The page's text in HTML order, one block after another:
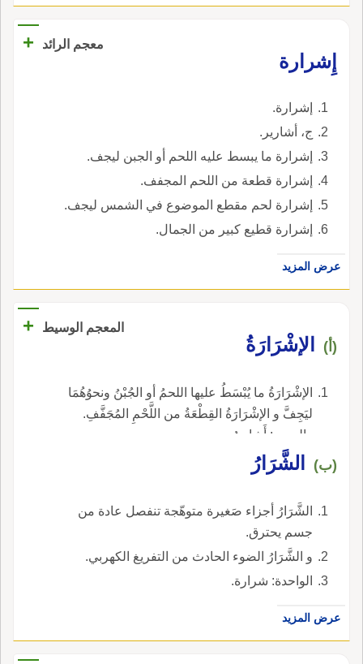
معجم الرائد
+
إِشرارة
إشرارة.
ج، أشارير.
إشرارة ما يبسط عليه اللحم أو الجبن ليجف.
إشرارة قطعة من اللحم المجفف.
إشرارة لحم مقطع الموضوع في الشمس ليجف.
إشرارة قطيع كبير من الجمال.
عرض المزيد
المعجم الوسيط +
(أ) الإشْرَارَةُ
الإشْرَارَةُ ما يُبْسَطُ عليها اللحمُ أو الجُبْنُ ونحوُهُمَا
ليَجِفَّ و الإشْرَارَةُ القِطْعَةُ من اللَّحْمِ المُجَفَّفِ.
والجمع : أَشارِيرُ.
(ب) الشَّرَارُ
الشَّرَارُ أجزاء صَغيرة متوهّجة تنفصل عادة من
جسم يحترق.
و الشَّرَارُ الضوء الحادث من التفريغ الكهربي.
الواحدة: شرارة.
عرض المزيد